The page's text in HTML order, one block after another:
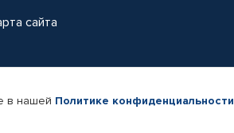
сайта
в нашей Политике конфиденциальности